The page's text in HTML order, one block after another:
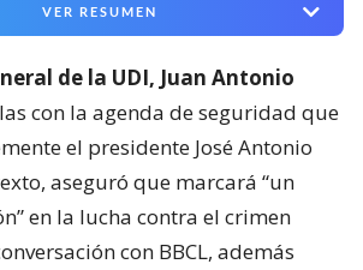
VER RESUMEN
de la UDI, Juan Antonio
con la agenda de seguridad que
el presidente José Antonio
aseguró que marcará “un
en la lucha contra el crimen
con BBCL, además